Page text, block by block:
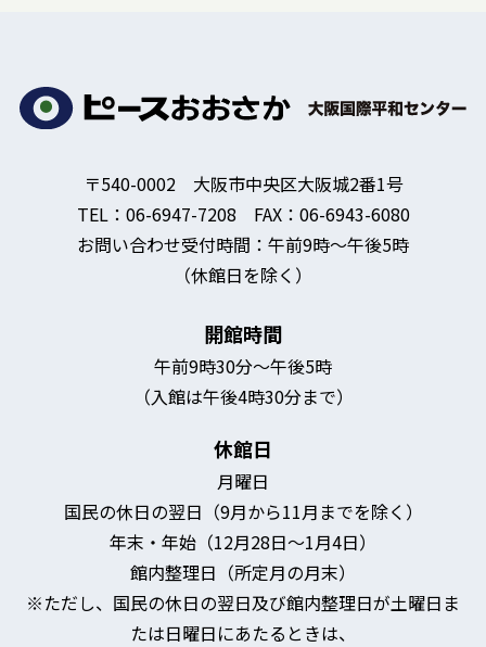
〒540-0002 大阪市中央区大阪城2番1号
TEL：06-6947-7208 FAX：06-6943-6080
お問い合わせ受付時間：午前9時～午後5時
（休館日を除く）
開館時間
午前9時30分～午後5時
（入館は午後4時30分まで）
休館日
月曜日
国民の休日の翌日（9月から11月までを除く）
年末・年始（12月28日～1月4日）
館内整理日（所定月の月末）
※ただし、国民の休日の翌日及び館内整理日が土曜日ま
たは日曜日にあたるときは、